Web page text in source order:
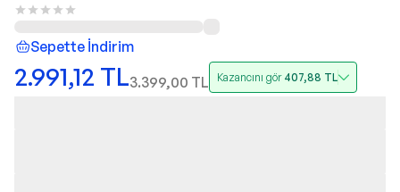
Sepette İndirim
2.991,12 TL3.399,00 TL Kazancını gör 407,88 TL